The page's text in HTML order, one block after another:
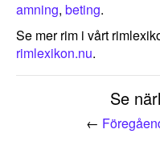
amning, beting.
Se mer rim i vårt
rimlexikon.nu.
Se
←